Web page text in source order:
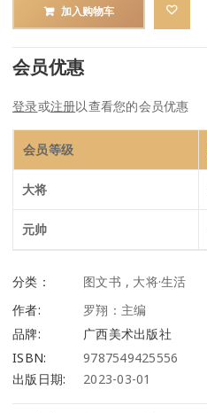
加入购物车
会员优惠
登录或注册以查看您的会员优惠
会员等级
大将
元帅
分类： 图文书 , 大将·生活
作者:
罗翔：主编
品牌:
广西美术出版社
ISBN:
9787549425556
出版日期:
2023-03-01